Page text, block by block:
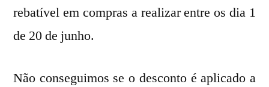
18
maio
rebatível em compras a realizar entre os dia 1
de 20 de junho.
Não conseguimos se o desconto é aplicado a